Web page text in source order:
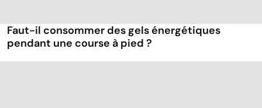
Faut-il consommer des gels énergétiques
pendant une course à pied ?